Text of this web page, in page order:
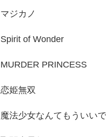
マジカノ
Spirit of Wonder
MURDER PRINCESS
恋姫無双
魔法少女なんてもういいで